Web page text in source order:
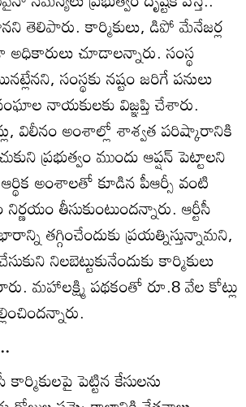
తెలిపారు. కార్మికులు, డిపో మేనేజర్ల
చూడాలన్నారు. సంస్థ
సంస్థకు నష్టం జరిగే పనులు
నాయకులకు విజ్ఞప్తి చేశారు.
విలీనం అంశాల్లో శాశ్వత పరిష్కారానికి
ప్రభుత్వం ముందు ఆప్షన్‌ పెట్టాలని
అంశాలతో కూడిన పీఆర్సీ వంటి
తీసుకుంటుందన్నారు. ఆర్టీసీ
తగ్గించేందుకు ప్రయత్నిస్తున్నామని,
నిలబెట్టుకునేందుకు కార్మికులు
మహాలక్ష్మి పథకంతో రూ.8 వేల కోట్లు
పెట్టిన కేసులను